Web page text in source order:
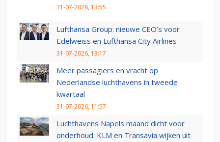
31-07-2026, 13:55
Lufthansa Group: nieuwe CEO’s voor
Edelweiss en Lufthansa City Airlines
31-07-2026, 13:17
Meer passagiers en vracht op
Nederlandse luchthavens in tweede
kwartaal
31-07-2026, 11:57
Luchthavens Napels maand dicht voor
onderhoud: KLM en Transavia wijken uit